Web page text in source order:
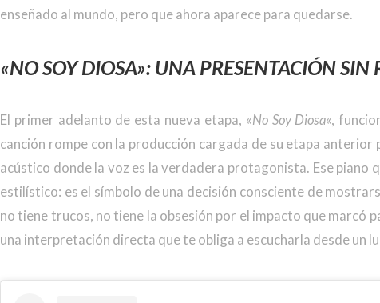
enseñado al mundo, pero que ahora aparece para quedarse.
«NO SOY DIOSA»: UNA PRESENTACIÓN SIN
El primer adelanto de esta nueva etapa, «No Soy Diosa«,
canción rompe con la producción cargada de su etapa
acústico donde la voz es la verdadera protagonista. Ese piano
estilístico: es el símbolo de una decisión consciente de
no tiene trucos, no tiene la obsesión por el impacto que marcó
una interpretación directa que te obliga a escucharla desde un